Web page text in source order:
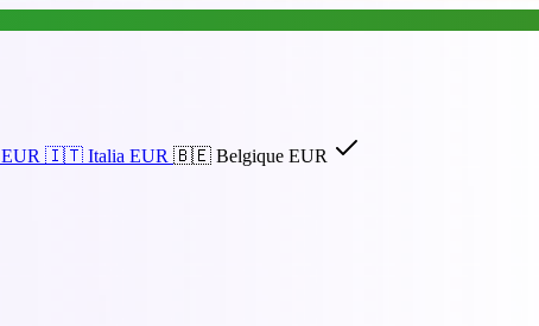
EUR 🇮🇹 Italia EUR 🇧🇪 Belgique EUR